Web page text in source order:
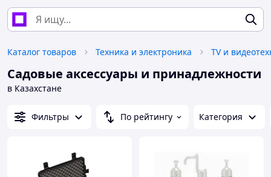
Каталог товаров Техника и электроника TV и
Садовые аксессуары и принадлежности
в Казахстане
Фильтры По рейтингу Категория